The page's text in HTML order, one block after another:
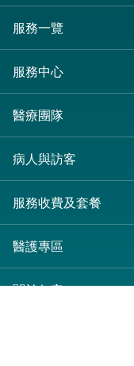
服務一覽
住院
急症及門診
專科服務
其他醫療服務
服務中心
大圍仁安醫院
尖沙咀 H Zentre
尖沙咀美麗華廣場
分科診所
醫療團隊
病人與訪客
入院準備
病人權益
健康資訊
服務收費及套餐
收費及套餐
醫療券計劃
醫護專區
表格下載
關於仁安